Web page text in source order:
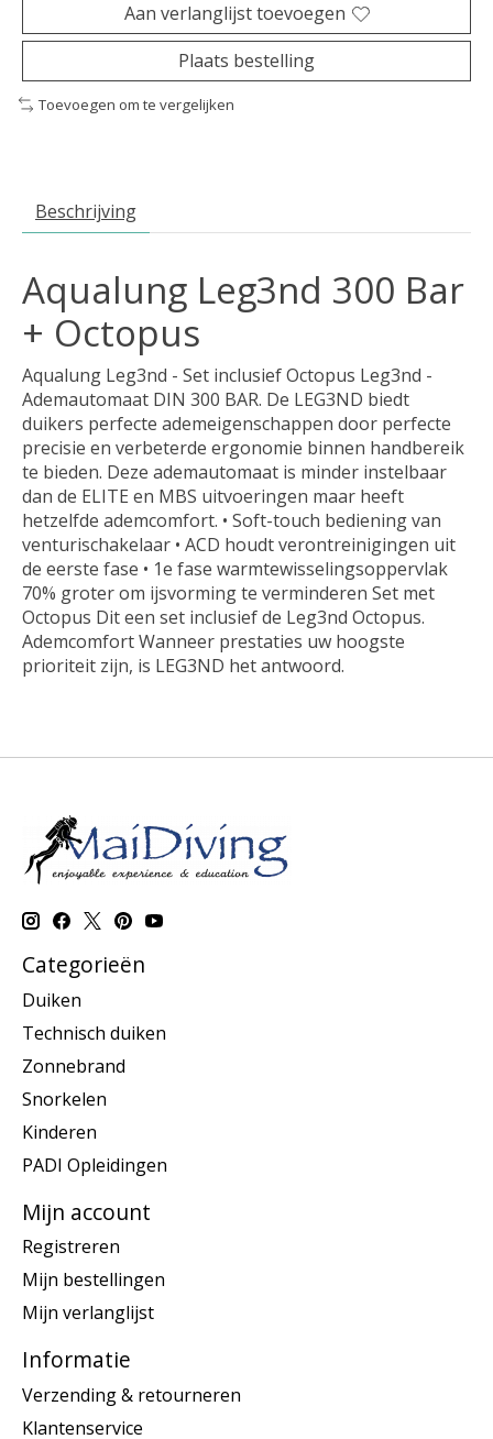
Aan verlanglijst toevoegen
Plaats bestelling
Toevoegen om te vergelijken
Beschrijving
Aqualung Leg3nd 300 Bar
+ Octopus
Aqualung Leg3nd - Set inclusief Octopus Leg3nd -
Ademautomaat DIN 300 BAR. De LEG3ND biedt
duikers perfecte ademeigenschappen door perfecte
precisie en verbeterde ergonomie binnen handbereik
te bieden. Deze ademautomaat is minder instelbaar
dan de ELITE en MBS uitvoeringen maar heeft
hetzelfde ademcomfort. • Soft-touch bediening van
venturischakelaar • ACD houdt verontreinigingen uit
de eerste fase • 1e fase warmtewisselingsoppervlak
70% groter om ijsvorming te verminderen Set met
Octopus Dit een set inclusief de Leg3nd Octopus.
Ademcomfort Wanneer prestaties uw hoogste
prioriteit zijn, is LEG3ND het antwoord.
Categorieën
Duiken
Technisch duiken
Zonnebrand
Snorkelen
Kinderen
PADI Opleidingen
Mijn account
Registreren
Mijn bestellingen
Mijn verlanglijst
Informatie
Verzending & retourneren
Klantenservice